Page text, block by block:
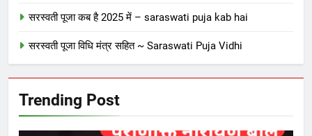
सरस्वती पूजा कब है 2025 में – saraswati puja kab hai
सरस्वती पूजा विधि मंत्र सहित ~ Saraswati Puja Vidhi
Trending Post